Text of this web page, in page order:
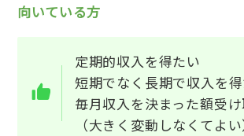
向いている方
定期的収入を得たい
短期でなく長期で収入を
毎月収入を決まった額受
（大きく変動しなくてよい